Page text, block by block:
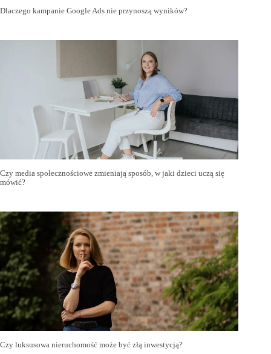
Dlaczego kampanie Google Ads nie przynoszą wyników?
Czy media społecznościowe zmieniają sposób, w jaki dzieci uczą się
mówić?
Czy luksusowa nieruchomość może być złą inwestycją?